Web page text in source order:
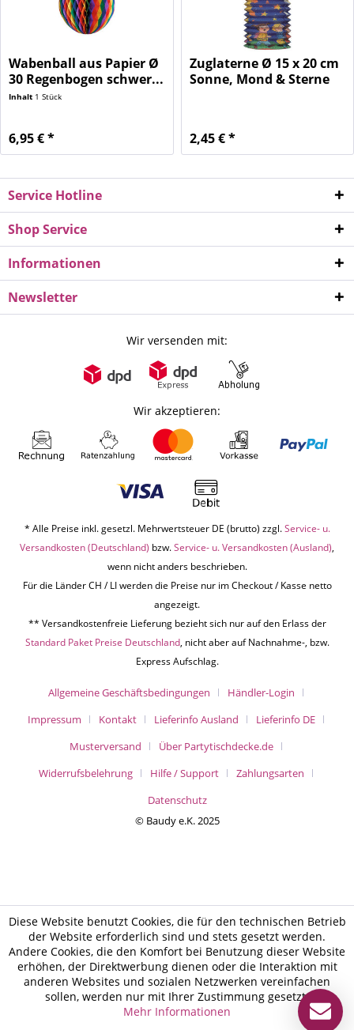
Wabenball aus Papier Ø
30 Regenbogen schwer...
Inhalt 1 Stück
6,95 € *
Zuglaterne Ø 15 x 20 cm
Sonne, Mond & Sterne
2,45 € *
Service Hotline
Shop Service
Informationen
Newsletter
Wir versenden mit:
Wir akzeptieren:
* Alle Preise inkl. gesetzl. Mehrwertsteuer DE (brutto) zzgl.Service- u.
Versandkosten (Deutschland) bzw.Service- u. Versandkosten (Ausland),
wenn nicht anders beschrieben.
Für die Länder CH / LI werden die Preise nur im Checkout / Kasse netto
angezeigt.
** Versandkostenfreie Lieferung bezieht sich nur auf den Erlass der
Standard Paket Preise Deutschland, nicht aber auf Nachnahme-, bzw.
Express Aufschlag.
Allgemeine Geschäftsbedingungen
Händler-Login
Impressum
Kontakt Lieferinfo Ausland
Lieferinfo DE
Musterversand
Über Partytischdecke.de
Widerrufsbelehrung
Hilfe / Support
Zahlungsarten
Datenschutz
© Baudy e.K. 2025
Diese Website benutzt Cookies, die für den technischen Betrieb
der Website erforderlich sind und stets gesetzt werden.
Andere Cookies, die den Komfort bei Benutzung dieser Website
erhöhen, der Direktwerbung dienen oder die Interaktion mit
anderen Websites und sozialen Netzwerken vereinfachen
sollen, werden nur mit Ihrer Zustimmung gesetzt.
Mehr Informationen